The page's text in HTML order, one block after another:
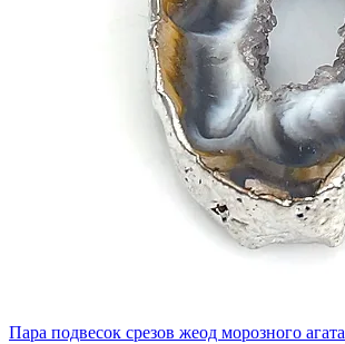
Пара подвесок срезов жеод морозного агата